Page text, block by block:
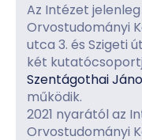
Az Intézet
Orvostudományi
utca 3. és Szigeti
két
Szentágothai
működik.
2021 nyarától az
Orvostudományi